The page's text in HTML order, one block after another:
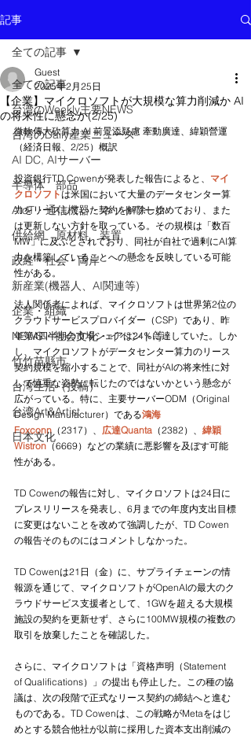
記事
全ての記事
台湾のWeekly主要NEWS
台湾のDaily産業ニュース
AI DC, AIサーバー
半導体 部品
AIoT・通信機器・ネットワーク
供給網 原材料 装置
政経・社会・両岸
新産業(機器人、AI関連等)
企業・組織
NEWS・社会文化・イベント等
竹竹苗縣市
台湾生活（投稿）
台湾Art&Artist
日本文化
全ての記事
【企業】マイクロソフトが大規模な算力削減か AI
の将来性に懸念か(2/25)
Guest
2025年2月25日
微軟傳大砍算力 AI 前景添疑慮 牽動廣達、緯穎營運
（経済日報、2/25）概訳
投資銀行TD Cowenが発表した報告によると、 マイ
クロソフトは米国において大量のデータセンター算
力をリースしていた契約を解除し始めており、また
は更新しない方針を取っている。その規模は「数百
MW」に及ぶとされており、同社が自社で過剰にAI算
力を構築していることへの懸念を反映している可能
性がある。
法人関係者によれば、マイクロソフトは世界第2位の
クラウドサービスプロバイダー（CSP）であり、昨
年第4四半期の市場シェアは24%に達していた。しか
し、マイクロソフトがデータセンター算力のリース
契約規模を縮小することで、同社がAIの将来性に対
して慎重な姿勢に転じたのではないかという懸念が
広がっている。特に、主要サーバーODM（Original
Design Manufacturer）である鴻海
Foxconn （2317）、 広達Quanta （2382）、 緯穎
Wistron（6669）などの業績に悪影響を及ぼす可能
性がある。
TD Cowenの報告に対し、マイクロソフトは24日に
プレスリリースを発表し、6月までの年度内支出目標
に変更はないことを改めて強調したが、TD Cowen
の報告そのものにはコメントしなかった。
TD Cowenは21日（金）に、サプライチェーンの情
報源を通じて、マイクロソフトがOpenAIの最大のク
ラウドサービス支援者として、1GWを超える大規模
施設の契約を更新せず、さらに100MW規模の複数の
取引を放棄したことを確認した。
さらに、マイクロソフトは「資格声明（Statement
of Qualifications）」の提出も停止した。この種の協
議は、次の段階で正式なリース契約の締結へと進む
ものである。TD Cowenは、この戦略がMetaをはじ
めとする競合他社が以前に採用した資本支出削減の